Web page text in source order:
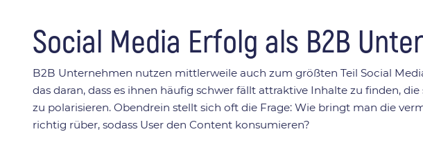
Social Media Erfolg als B2B
B2B Unternehmen nutzen mittlerweile auch zum größten Teil Social
das daran, dass es ihnen häufig schwer fällt attraktive Inhalte zu finden,
zu polarisieren. Obendrein stellt sich oft die Frage: Wie bringt man die
richtig rüber, sodass User den Content konsumieren?